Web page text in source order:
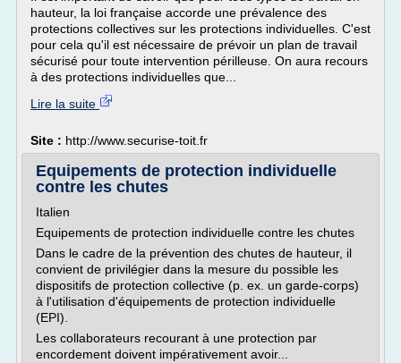
hauteur, la loi française accorde une prévalence des
protections collectives sur les protections individuelles. C'est
pour cela qu'il est nécessaire de prévoir un plan de travail
sécurisé pour toute intervention périlleuse. On aura recours
à des protections individuelles que...
Lire la suite
Site : http://www.securise-toit.fr
Equipements de protection individuelle
contre les chutes
Italien
Equipements de protection individuelle contre les chutes
Dans le cadre de la prévention des chutes de hauteur, il
convient de privilégier dans la mesure du possible les
dispositifs de protection collective (p. ex. un garde-corps)
à l'utilisation d'équipements de protection individuelle
(EPI).
Les collaborateurs recourant à une protection par
encordement doivent impérativement avoir...